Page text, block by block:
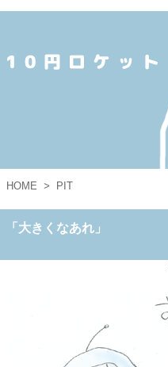
10円ロケット
HOME > PIT
「大きくなあれ」